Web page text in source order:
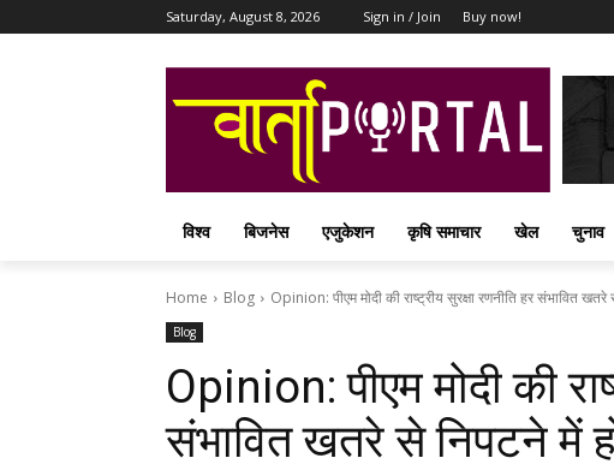
Saturday, August 8, 2026 Sign in / Join Buy now!
विश्व बिजनेस एजुकेशन कृषि समाचार खेल चुनाव
Home Blog Opinion: पीएम मोदी की राष्ट्रीय सुरक्षा रणनीति हर संभावित
Blog
Opinion: पीएम मोदी की
संभावित खतरे से निपटने में